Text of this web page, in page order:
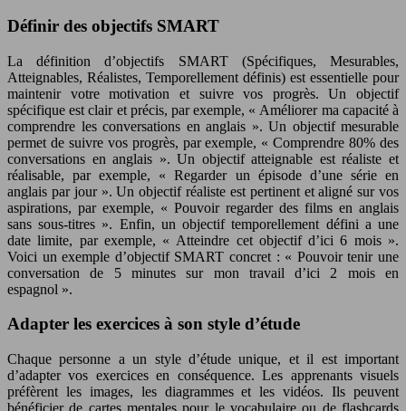
Définir des objectifs SMART
La définition d’objectifs SMART (Spécifiques, Mesurables,
Atteignables, Réalistes, Temporellement définis) est essentielle pour
maintenir votre motivation et suivre vos progrès. Un objectif
spécifique est clair et précis, par exemple, « Améliorer ma capacité à
comprendre les conversations en anglais ». Un objectif mesurable
permet de suivre vos progrès, par exemple, « Comprendre 80% des
conversations en anglais ». Un objectif atteignable est réaliste et
réalisable, par exemple, « Regarder un épisode d’une série en
anglais par jour ». Un objectif réaliste est pertinent et aligné sur vos
aspirations, par exemple, « Pouvoir regarder des films en anglais
sans sous-titres ». Enfin, un objectif temporellement défini a une
date limite, par exemple, « Atteindre cet objectif d’ici 6 mois ».
Voici un exemple d’objectif SMART concret : « Pouvoir tenir une
conversation de 5 minutes sur mon travail d’ici 2 mois en
espagnol ».
Adapter les exercices à son style d’étude
Chaque personne a un style d’étude unique, et il est important
d’adapter vos exercices en conséquence. Les apprenants visuels
préfèrent les images, les diagrammes et les vidéos. Ils peuvent